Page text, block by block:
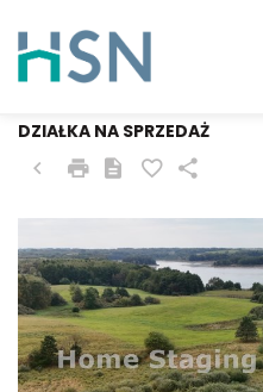
OSTROWICE
DZIAŁKA NA SPRZEDAŻ